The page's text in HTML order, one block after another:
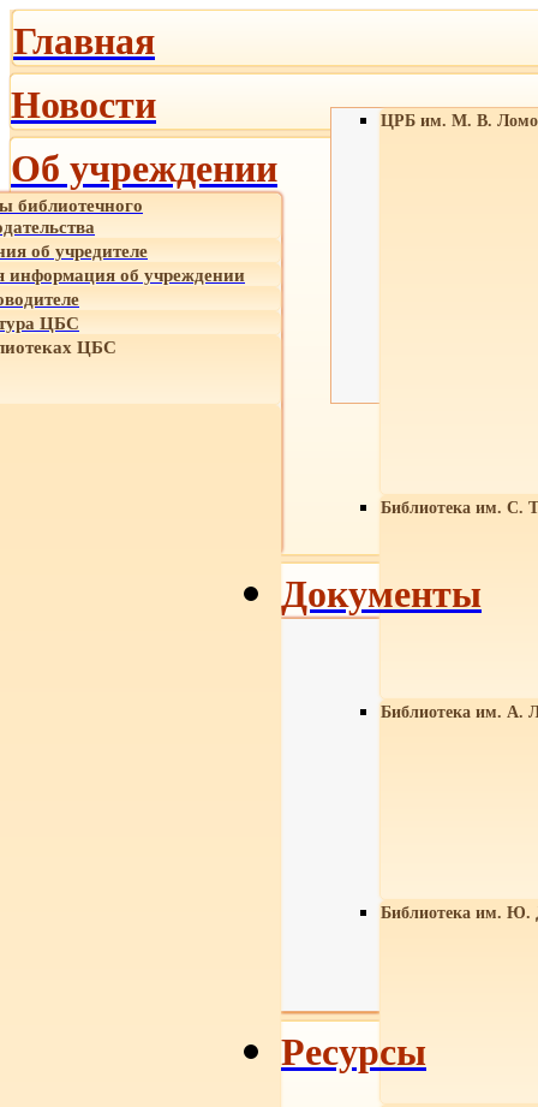
Главная
Новости
Об учреждении
библиотечного
об учредителе
об учреждении
ЦБС
ЦБС
ЦРБ им. М. В.
Библиотека им. С.
Библиотека им. А.
Библиотека им. Ю.
Документы
Ресурсы